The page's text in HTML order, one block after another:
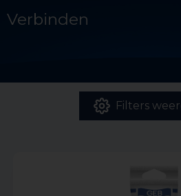
Verbinden
Filters